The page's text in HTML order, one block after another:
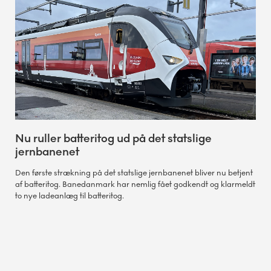
Nu ruller batteritog ud på det statslige
jernbanenet
Den første strækning på det statslige jernbanenet bliver nu betjent
af batteritog. Banedanmark har nemlig fået godkendt og klarmeldt
to nye ladeanlæg til batteritog.